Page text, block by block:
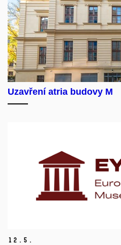
Uzavření atria budovy M
12. 5.